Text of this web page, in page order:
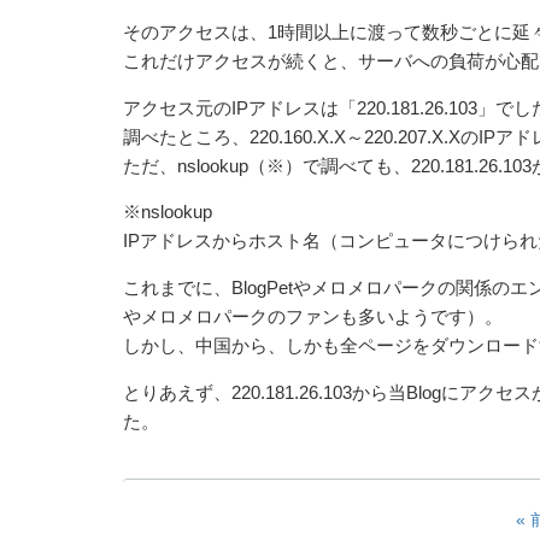
そのアクセスは、1時間以上に渡って数秒ごとに
これだけアクセスが続くと、サーバへの負荷が心
アクセス元のIPアドレスは「220.181.26.103」でし
調べたところ、220.160.X.X～220.207.X.XのIPア
ただ、nslookup（※）で調べても、
※nslookup
IPアドレスからホスト名（コンピュータにつけら
これまでに、BlogPetやメロメロパークの関係の
やメロメロパークのファンも多いようです）。
しかし、中国から、しかも全ページをダウンロー
とりあえず、220.181.26.103から当Blogにアクセ
た。